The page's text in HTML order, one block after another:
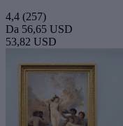
4,4 (257)
Da 56,65 USD
53,82 USD